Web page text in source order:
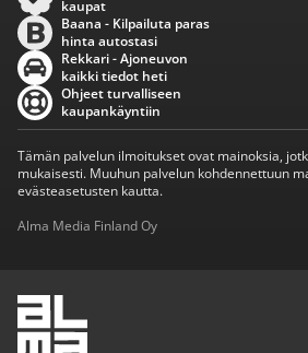
kaupat
Baana - Kilpailuta paras
hinta autostasi
Rekkari - Ajoneuvon
kaikki tiedot heti
Ohjeet turvalliseen
kaupankäyntiin
Tämän palvelun ilmoitukset ovat mainoksia,
mukaisesti. Muuhun palvelun kohdennettuun
evästeasetusten kautta.
Alma Media Finland Oy